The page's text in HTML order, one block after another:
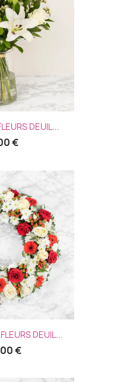
DEUIL...
€
DEUIL...
€